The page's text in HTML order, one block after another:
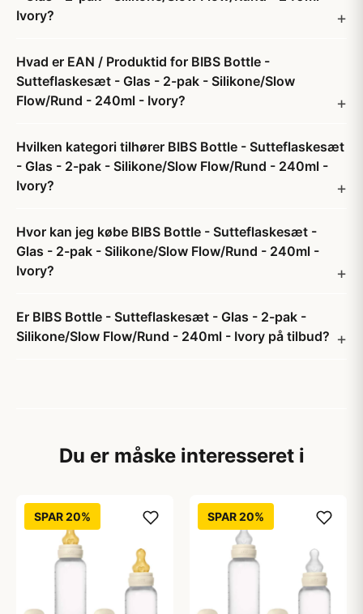
Ivory?
Hvad er EAN / Produktid for BIBS Bottle -
Sutteflaskesæt - Glas - 2-pak - Silikone/Slow
Flow/Rund - 240ml - Ivory?
Hvilken kategori tilhører BIBS Bottle - Sutteflaskesæt
- Glas - 2-pak - Silikone/Slow Flow/Rund - 240ml -
Ivory?
Hvor kan jeg købe BIBS Bottle - Sutteflaskesæt -
Glas - 2-pak - Silikone/Slow Flow/Rund - 240ml -
Ivory?
Er BIBS Bottle - Sutteflaskesæt - Glas - 2-pak -
Silikone/Slow Flow/Rund - 240ml - Ivory på tilbud?
Du er måske interesseret i
SPAR 20% SPAR 20%